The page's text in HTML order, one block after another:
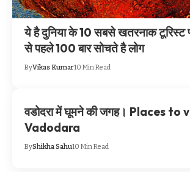
ये है दुनिया के 10 सबसे खतरनाक टूरिस्ट
से पहले 100 बार सोचते है लोग
ByVikas Kumar10 Min Read
वडोदरा में घूमने की जगह। Places to
Vadodara
ByShikha Sahu10 Min Read